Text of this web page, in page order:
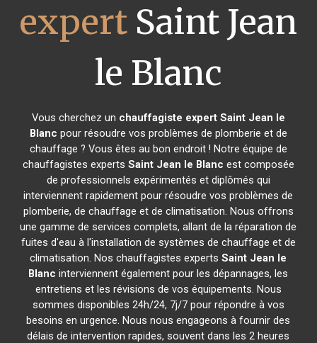
expertSaint Jean
le Blanc
Vous cherchez un chauffagiste expert Saint Jean le
Blanc pour résoudre vos problèmes de plomberie et de
chauffage ? Vous êtes au bon endroit ! Notre équipe de
chauffagistes experts Saint Jean le Blanc est composée
de professionnels expérimentés et diplômés qui
interviennent rapidement pour résoudre vos problèmes de
plomberie, de chauffage et de climatisation. Nous offrons
une gamme de services complets, allant de la réparation de
fuites d'eau à l'installation de systèmes de chauffage et de
climatisation. Nos chauffagistes expertsSaint Jean le
Blanc interviennent également pour les dépannages, les
entretiens et les révisions de vos équipements. Nous
sommes disponibles 24h/24, 7j/7 pour répondre à vos
besoins en urgence. Nous nous engageons à fournir des
délais de intervention rapides, souvent dans les 2 heures